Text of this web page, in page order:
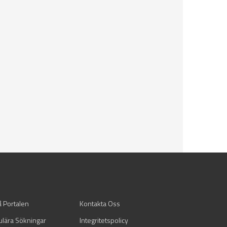
Portalen
Kontakta Oss
Sökningar
Integritetspolicy